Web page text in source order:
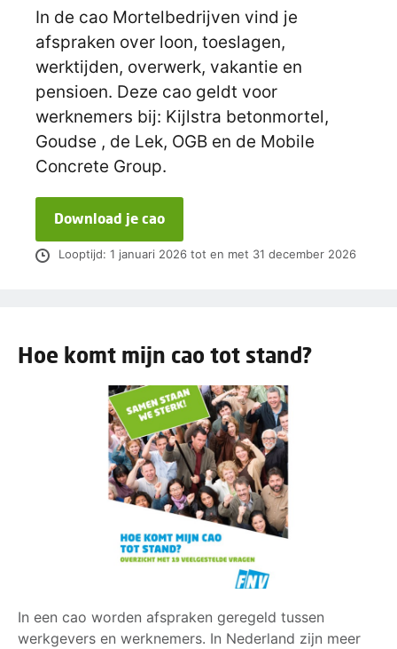
In de cao Mortelbedrijven vind je
afspraken over loon, toeslagen,
werktijden, overwerk, vakantie en
pensioen. Deze cao geldt voor
werknemers bij: Kijlstra betonmortel,
Goudse , de Lek, OGB en de Mobile
Concrete Group.
Download je cao
Looptijd: 1 januari 2026 tot en met 31 december 2026
Hoe komt mijn cao tot stand?
In een cao worden afspraken geregeld tussen
werkgevers en werknemers. In Nederland zijn meer